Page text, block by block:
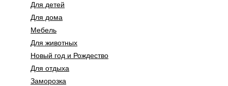
Для детей
Для дома
Мебель
Для животных
Новый год и Рождество
Для отдыха
Заморозка